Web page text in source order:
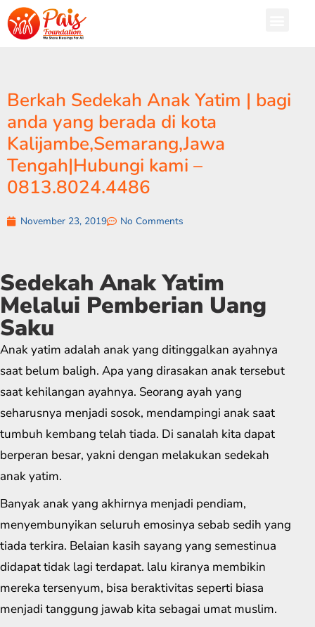
Berkah Sedekah Anak Yatim | bagi
anda yang berada di kota
Kalijambe,Semarang,Jawa
Tengah|Hubungi kami –
0813.8024.4486
November 23, 2019 No Comments
Sedekah Anak Yatim
Melalui Pemberian Uang
Saku
Anak yatim adalah anak yang ditinggalkan ayahnya
saat belum baligh. Apa yang dirasakan anak tersebut
saat kehilangan ayahnya. Seorang ayah yang
seharusnya menjadi sosok, mendampingi anak saat
tumbuh kembang telah tiada. Di sanalah kita dapat
berperan besar, yakni dengan melakukan sedekah
anak yatim.
Banyak anak yang akhirnya menjadi pendiam,
menyembunyikan seluruh emosinya sebab sedih yang
tiada terkira. Belaian kasih sayang yang semestinua
didapat tidak lagi terdapat. lalu kiranya membikin
mereka tersenyum, bisa beraktivitas seperti biasa
menjadi tanggung jawab kita sebagai umat muslim.